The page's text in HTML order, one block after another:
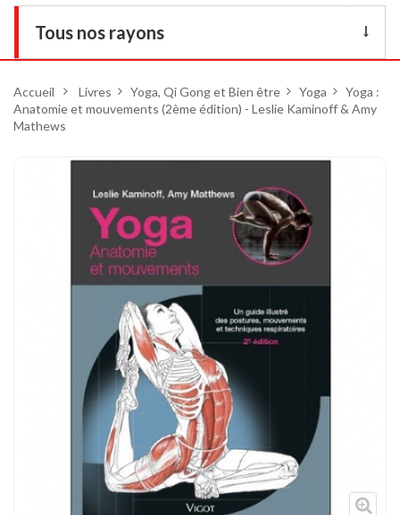
Tous nos rayons
DVD
Chaussures
Protections
Cible de frappe
Condition physique
Accessoires
Tatamis
Décoration
navigation
Accueil > Livres > Yoga, Qi Gong et Bien être > Yoga > Yoga :
Anatomie et mouvements (2ème édition) - Leslie Kaminoff & Amy
Mathews